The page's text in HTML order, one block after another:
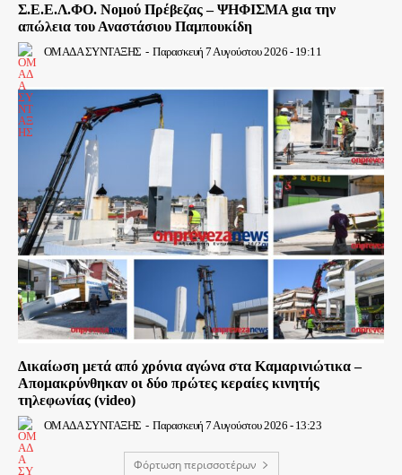
Σ.Ε.Ε.Λ.ΦΟ. Νομού Πρέβεζας – ΨΗΦΙΣΜΑ gια την
απώλεια του Αναστάσιου Παμπουκίδη
ΟΜΑΔΑ ΣΥΝΤΑΞΗΣ - Παρασκευή 7 Αυγούστου 2026 - 19:11
Δικαίωση μετά από χρόνια αγώνα στα Καμαρινιώτικα –
Απομακρύνθηκαν οι δύο πρώτες κεραίες κινητής
τηλεφωνίας (video)
ΟΜΑΔΑ ΣΥΝΤΑΞΗΣ - Παρασκευή 7 Αυγούστου 2026 - 13:23
Φόρτωση περισσοτέρων